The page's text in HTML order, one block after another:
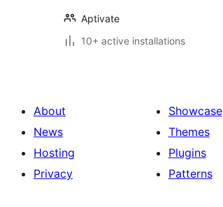
Aptivate
10+ active installations
About
News
Hosting
Privacy
Showcase
Themes
Plugins
Patterns